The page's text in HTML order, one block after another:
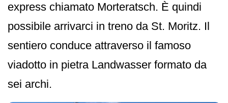
express chiamato Morteratsch. È quindi
possibile arrivarci in treno da St. Moritz. Il
sentiero conduce attraverso il famoso
viadotto in pietra Landwasser formato da
sei archi.